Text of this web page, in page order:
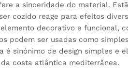
a sinceridade do material.
cozido reage para efeitos
decorativo e funcional,
podem ser usadas como
é sinónimo de design simples e
costa atlântica mediterrânea.